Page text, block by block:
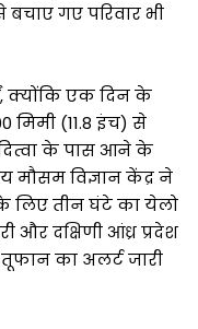
गए परिवार भी
क्योंकि एक दिन के
मिमी (11.8 इंच) से
के पास आने के
मौसम विज्ञान केंद्र ने
लिए तीन घंटे का येलो
और दक्षिणी आंध्र प्रदेश
का अलर्ट जारी